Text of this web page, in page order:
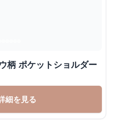
柄 ポケットショルダー
細を見る